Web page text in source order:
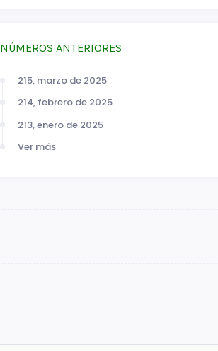
NÚMEROS ANTERIORES
215, marzo de 2025
214, febrero de 2025
213, enero de 2025
Ver más